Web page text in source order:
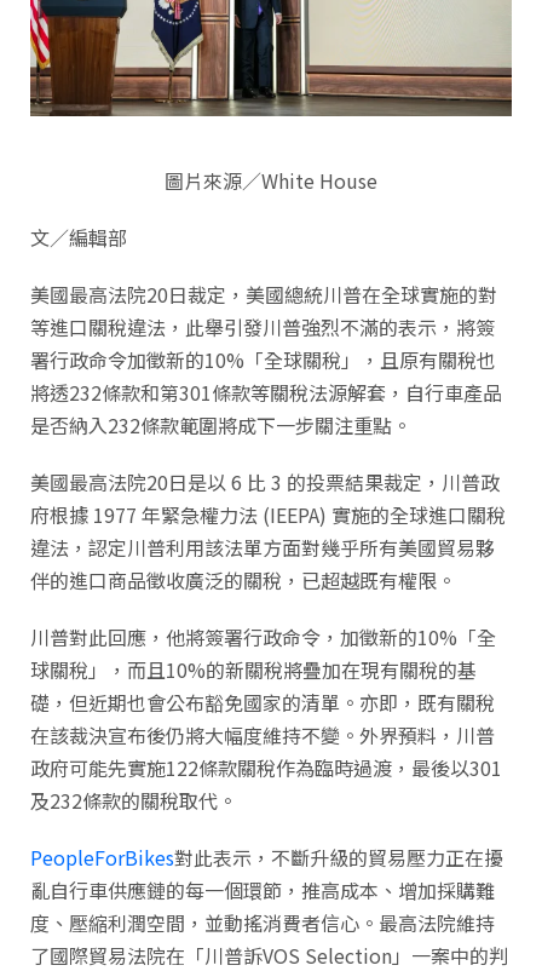
圖片來源／White House
文／編輯部
美國最高法院20日裁定，美國總統川普在全球實施的對
等進口關稅違法，此舉引發川普強烈不滿的表示，將簽
署行政命令加徵新的10%「全球關稅」，且原有關稅也
將透232條款和第301條款等關稅法源解套，自行車產品
是否納入232條款範圍將成下一步關注重點。
美國最高法院20日是以 6 比 3 的投票結果裁定，川普政
府根據 1977 年緊急權力法 (IEEPA) 實施的全球進口關稅
違法，認定川普利用該法單方面對幾乎所有美國貿易夥
伴的進口商品徵收廣泛的關稅，已超越既有權限。
川普對此回應，他將簽署行政命令，加徵新的10%「全
球關稅」，而且10%的新關稅將疊加在現有關稅的基
礎，但近期也會公布豁免國家的清單。亦即，既有關稅
在該裁決宣布後仍將大幅度維持不變。外界預料，川普
政府可能先實施122條款關稅作為臨時過渡，最後以301
及232條款的關稅取代。
PeopleForBikes對此表示，不斷升級的貿易壓力正在擾
亂自行車供應鏈的每一個環節，推高成本、增加採購難
度、壓縮利潤空間，並動搖消費者信心。最高法院維持
了國際貿易法院在「川普訴VOS Selection」一案中的判